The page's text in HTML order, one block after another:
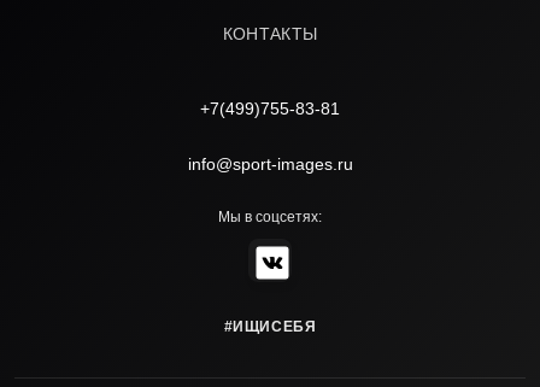
КОНТАКТЫ
+7(499)755-83-81
info@sport-images.ru
Мы в соцсетях:
#ИЩИСЕБЯ